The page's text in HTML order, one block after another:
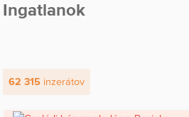
Ingatlanok
62 315inzerátov